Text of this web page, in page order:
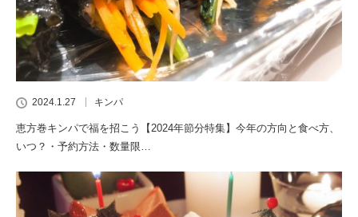
2024.1.27 キンパ
恵方巻キンパで福を招こう【2024年節分特集】今年の方向と食べ方、
いつ？・予約方法・数量限…